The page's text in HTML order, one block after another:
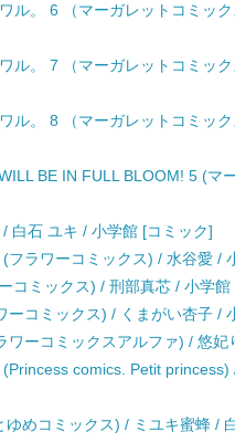
ル。 6 （マーガレットコミッ
ル。 7 （マーガレットコミッ
ル。 8 （マーガレットコミッ
BE IN FULL BLOOM! 5 (マ
白石 ユキ / 小学館 [コミック]
フラワーコミックス) / 水谷愛 /
コミックス) / 刑部真芯 / 小学館
ーコミックス) / くまがい杏子 /
ワーコミックスアルファ) / 悠妃
comics. Petit
めコミックス) / ミユキ蜜蜂 /